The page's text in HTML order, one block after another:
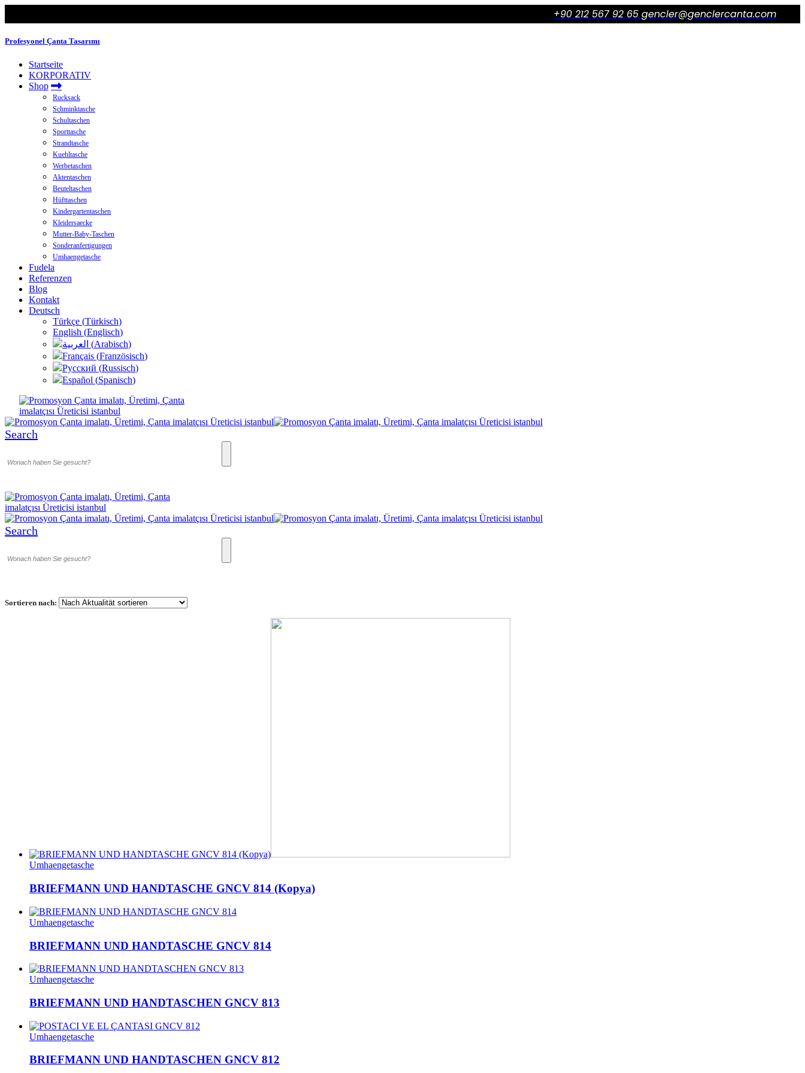
+90 212 567 92 65 gencler@genclercanta.com
Profesyonel Çanta Tasarımı
Startseite
KORPORATIV
Shop
Rucksack
Schminktasche
Schultaschen
Sporttasche
Strandtasche
Kuehltasche
Werbetaschen
Aktentaschen
Beuteltaschen
Hüfttaschen
Kindergartentaschen
Kleidersaecke
Mutter-Baby-Taschen
Sonderanfertigungen
Umhaengetasche
Fudela
Referenzen
Blog
Kontakt
Deutsch
Türkçe (Türkisch)
English (Englisch)
العربية (Arabisch)
Français (Französisch)
Русский (Russisch)
Español (Spanisch)
Search
Search
Sortieren nach:
Umhaengetasche
BRIEFMANN UND HANDTASCHE GNCV 814 (Kopya)
Umhaengetasche
BRIEFMANN UND HANDTASCHE GNCV 814
Umhaengetasche
BRIEFMANN UND HANDTASCHEN GNCV 813
Umhaengetasche
BRIEFMANN UND HANDTASCHEN GNCV 812